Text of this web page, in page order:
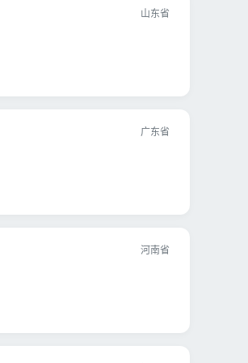
山东省
广东省
河南省